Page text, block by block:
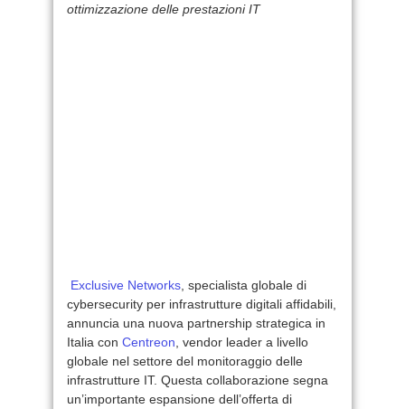
ottimizzazione delle prestazioni IT
Exclusive Networks , specialista globale di
cybersecurity per infrastrutture digitali affidabili,
annuncia una nuova partnership strategica in
Italia con Centreon , vendor leader a livello
globale nel settore del monitoraggio delle
infrastrutture IT. Questa collaborazione segna
un’importante espansione dell’offerta di